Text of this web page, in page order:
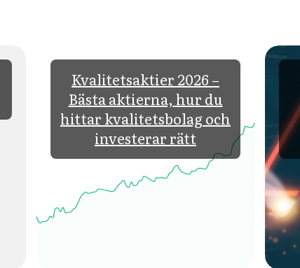
Kvalitetsaktier 2026 –
Bästa aktierna, hur du
hittar kvalitetsbolag och
investerar rätt